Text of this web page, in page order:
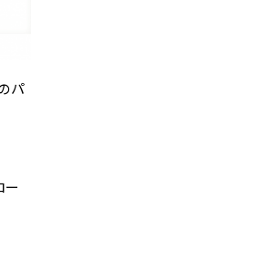
パ
ー